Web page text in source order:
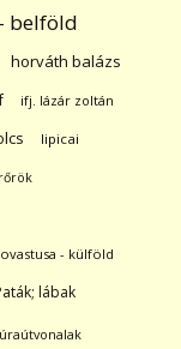
belföld
horváth balázs
ifj. lázár zoltán
lipicai
- külföld
lábak